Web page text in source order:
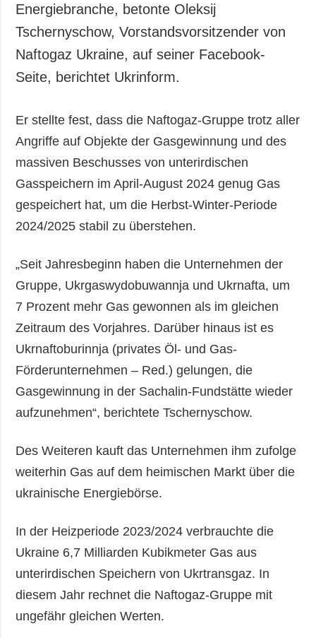
Kriminalität
Notstand und
Notfälle
ZUSÄTZLICH
Fotos
Video
Fotobank
Energiebranche, betonte Oleksij
Tschernyschow, Vorstandsvorsitzender von
Naftogaz Ukraine, auf seiner Facebook-
Seite, berichtet Ukrinform.
Er stellte fest, dass die Naftogaz-Gruppe trotz aller
Angriffe auf Objekte der Gasgewinnung und des
massiven Beschusses von unterirdischen
Gasspeichern im April-August 2024 genug Gas
gespeichert hat, um die Herbst-Winter-Periode
2024/2025 stabil zu überstehen.
„Seit Jahresbeginn haben die Unternehmen der
Gruppe, Ukrgaswydobuwannja und Ukrnafta, um
7 Prozent mehr Gas gewonnen als im gleichen
Zeitraum des Vorjahres. Darüber hinaus ist es
Ukrnaftoburinnja (privates Öl- und Gas-
Förderunternehmen – Red.) gelungen, die
Gasgewinnung in der Sachalin-Fundstätte wieder
aufzunehmen“, berichtete Tschernyschow.
Des Weiteren kauft das Unternehmen ihm zufolge
weiterhin Gas auf dem heimischen Markt über die
ukrainische Energiebörse.
In der Heizperiode 2023/2024 verbrauchte die
Ukraine 6,7 Milliarden Kubikmeter Gas aus
unterirdischen Speichern von Ukrtransgaz. In
diesem Jahr rechnet die Naftogaz-Gruppe mit
ungefähr gleichen Werten.